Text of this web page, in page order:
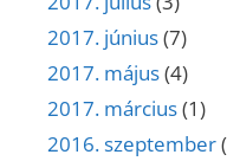
2017. június(7)
2017. május(4)
2017. március(1)
2016. szeptember